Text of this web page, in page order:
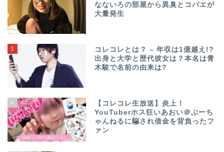
なないろの部屋から異臭とコバエが
大量発生
3
コレコレとは？ – 年収は1億越え!?
出身と大学と歴代彼女は？本名は青
木駿で名前の由来は?
4
【コレコレ生放送】炎上！
YouTuberホス狂いあおい＠ぶーち
ゃんねるに騙され借金を背負ったフ
ァン